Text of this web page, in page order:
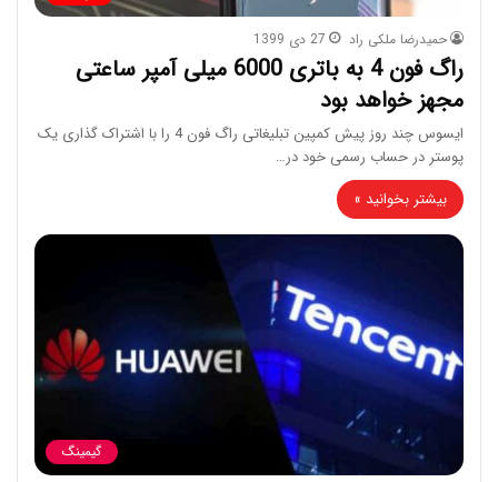
حمیدرضا ملکی راد 27 دی 1399
راگ فون 4 به باتری 6000 میلی آمپر ساعتی
مجهز خواهد بود
ایسوس چند روز پیش کمپین تبلیغاتی راگ فون 4 را با اشتراک گذاری یک
پوستر در حساب رسمی خود در…
بیشتر بخوانید »
گیمینگ